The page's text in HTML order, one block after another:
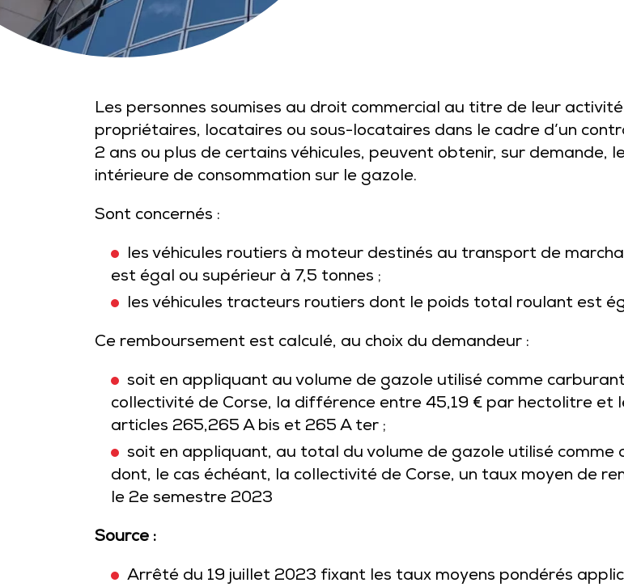
Les personnes soumises au droit commercial au titre de leur
propriétaires, locataires ou sous-locataires dans le cadre d’un
2 ans ou plus de certains véhicules, peuvent obtenir, sur demande,
intérieure de consommation sur le gazole.
Sont concernés :
les véhicules routiers à moteur destinés au transport de
est égal ou supérieur à 7,5 tonnes ;
les véhicules tracteurs routiers dont le poids total roulant est
Ce remboursement est calculé, au choix du demandeur :
soit en appliquant au volume de gazole utilisé comme
collectivité de Corse, la différence entre 45,19 € par hectolitre
articles 265,265 A bis et 265 A ter ;
soit en appliquant, au total du volume de gazole utilisé comme
dont, le cas échéant, la collectivité de Corse, un taux moyen de
le 2e semestre 2023
Source :
Arrêté du 19 juillet 2023 fixant les taux moyens pondérés